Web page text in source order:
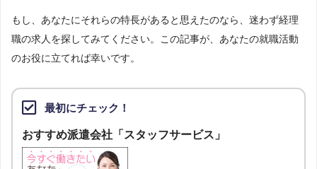
もし、あなたにそれらの特長があると思えたのなら、迷わず経理
職の求人を探してみてください。この記事が、あなたの就職活動
のお役に立てれば幸いです。
最初にチェック！
おすすめ派遣会社「スタッフサービス」